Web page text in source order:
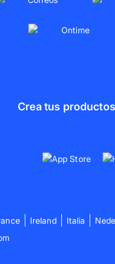
Crea tus
Ireland Italia